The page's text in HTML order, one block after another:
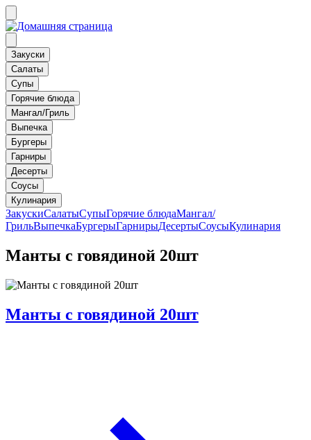
Закуски
Салаты
Супы
Горячие блюда
Мангал/Гриль
Выпечка
Бургеры
Гарниры
Десерты
Соусы
Кулинария
ЗакускиСалатыСупыГорячие блюдаМангал/
ГрильВыпечкаБургерыГарнирыДесертыСоусыКулинария
Манты с говядиной 20шт
Манты с говядиной 20шт